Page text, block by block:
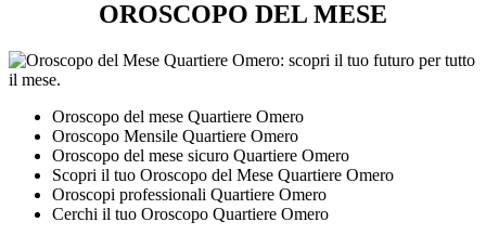
OROSCOPO DEL MESE
Oroscopo del mese Quartiere Omero
Oroscopo Mensile Quartiere Omero
Oroscopo del mese sicuro Quartiere Omero
Scopri il tuo Oroscopo del Mese Quartiere Omero
Oroscopi professionali Quartiere Omero
Cerchi il tuo Oroscopo Quartiere Omero